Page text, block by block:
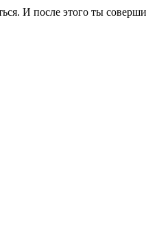
И после этого ты